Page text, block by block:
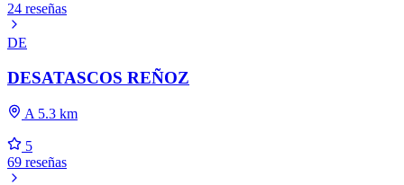
24 reseñas
DE
DESATASCOS REÑOZ
A 5.3 km
5
69 reseñas